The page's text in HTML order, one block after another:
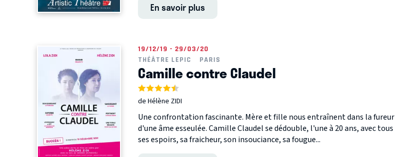
En savoir plus
19/12/19 - 29/03/20
THÉÂTRE LEPIC
PARIS
Camille contre Claudel
de Hélène ZIDI
Une confrontation fascinante. Mère et fille nous entraînent dans la fureur
d'une âme esseulée. Camille Claudel se dédouble, l'une à 20 ans, avec tous
ses espoirs, sa fraicheur, son insouciance, sa fougue...